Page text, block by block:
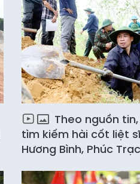
Theo nguồn
tìm kiếm hài cốt liệt
Hương Bình, Phúc